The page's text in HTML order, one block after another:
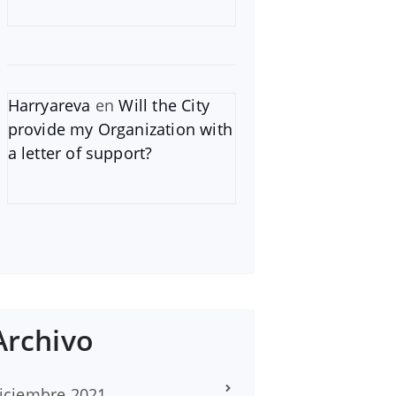
Harryareva enWill the City
provide my Organization with
a letter of support?